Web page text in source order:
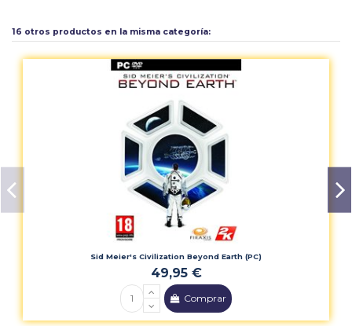
Compañía KM
Calificación PEGI 18
ES
ES/IT/PR
Acción
16 otros productos en la misma categoría:
Sid Meier's Civilization Beyond Earth (PC)
49,95 €
Comprar